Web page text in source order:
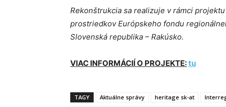
Rekonštrukcia sa realizuje v rámci
prostriedkov Európskeho fondu
Slovenská republika – Rakúsko.
VIAC INFORMÁCIÍ O PROJEKTE:tu
TAGY Aktuálne správy heritage sk-at